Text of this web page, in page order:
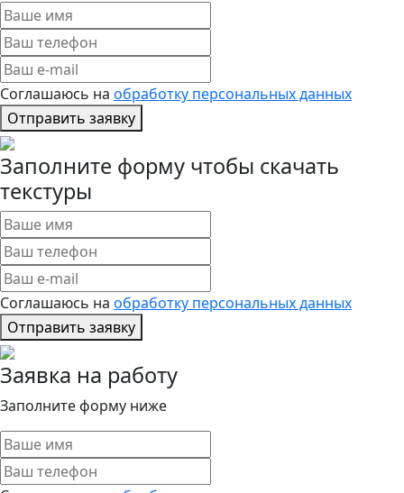
Соглашаюсь на обработку персональных данных
Отправить заявку
Заполните форму чтобы скачать
текстуры
Соглашаюсь на обработку персональных данных
Отправить заявку
Заявка на работу
Заполните форму ниже